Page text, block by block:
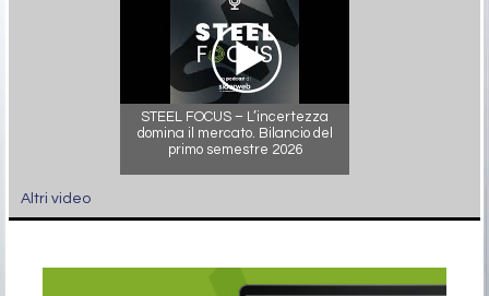
STEEL FOCUS – L’incertezza
domina il mercato. Bilancio del
primo semestre 2026
Altri video